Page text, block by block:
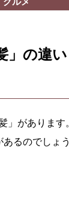
ン
ス
」の違い
」があります
るのでしょう